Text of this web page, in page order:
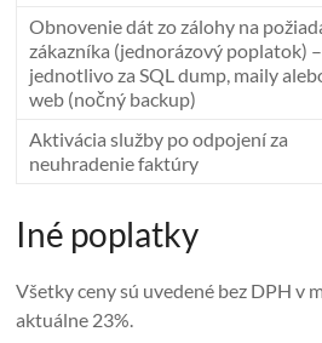
Obnovenie dát zo zálohy na
zákazníka (jednorázový poplatok) –
jednotlivo za SQL dump, maily
web (nočný backup)
Aktivácia služby po odpojení za
neuhradenie faktúry
Iné poplatky
Všetky ceny sú uvedené bez DPH v
aktuálne 23%.